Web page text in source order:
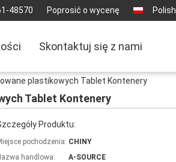
48570 Poprosić o wycenę Polish
Skontaktuj się z nami
plastikowych Tablet Kontenery
Tablet Kontenery
Produktu:
pochodzenia: CHINY
handlowa:
A-SOURCE